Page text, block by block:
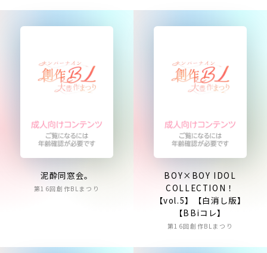
泥酔同窓会。
第16回創作BLまつり
BOY×BOY IDOL
COLLECTION！
【vol.5】【白消し版】
【BBiコレ】
第16回創作BLまつり